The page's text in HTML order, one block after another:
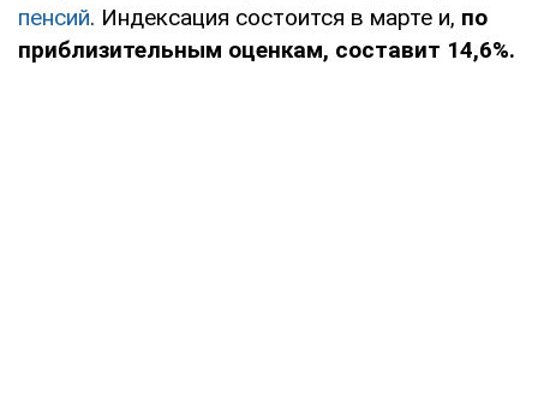
пенсий. Индексация состоится в марте и, по
приблизительным оценкам, составит 14,6%.